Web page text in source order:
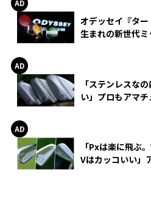
オデッセイ『タ
生まれの新世代
「ステンレスな
い」プロもアマ
「Pxは楽に飛ぶ
Vはカッコいい」